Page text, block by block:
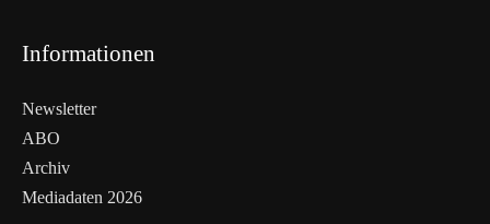
Informationen
Newsletter
ABO
Archiv
Mediadaten 2026